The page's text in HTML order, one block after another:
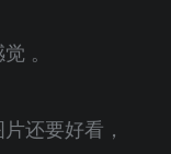
。
还要好看，